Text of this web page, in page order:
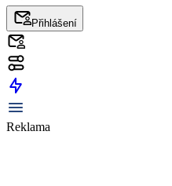
Přihlášení
Reklama